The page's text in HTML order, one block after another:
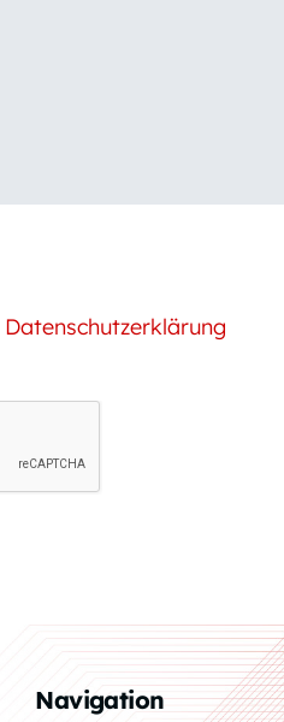
Datenschutzerklärung
Navigation